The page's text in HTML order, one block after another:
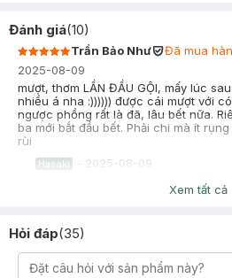
Đánh giá(10)
Trần Bảo Như
Đã mua
2025-08-09
mượt, thơm LẦN ĐẦU GỘI, mấy lúc
nhiều á nha :)))))) được cái mượt với
ngược phồng rất là đã, lâu bết nữa.
ba mới bắt đầu bết. Phải chi mà ít
rùi
Hasaki
2025-08-09
Hasaki xin chào! Hasaki cảm ơn
gian đánh giá. Sự hài lòng của
2025-08-08
Xem tất cả
Hỏi đáp(35)